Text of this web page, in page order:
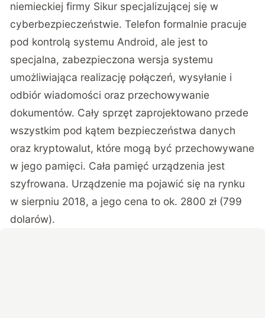
niemieckiej firmy Sikur specjalizującej się w
cyberbezpieczeństwie. Telefon formalnie pracuje
pod kontrolą systemu Android, ale jest to
specjalna, zabezpieczona wersja systemu
umożliwiająca realizację połączeń, wysyłanie i
odbiór wiadomości oraz przechowywanie
dokumentów. Cały sprzęt zaprojektowano przede
wszystkim pod kątem bezpieczeństwa danych
oraz kryptowalut, które mogą być przechowywane
w jego pamięci. Cała pamięć urządzenia jest
szyfrowana. Urządzenie ma pojawić się na rynku
w sierpniu 2018, a jego cena to ok. 2800 zł (799
dolarów).